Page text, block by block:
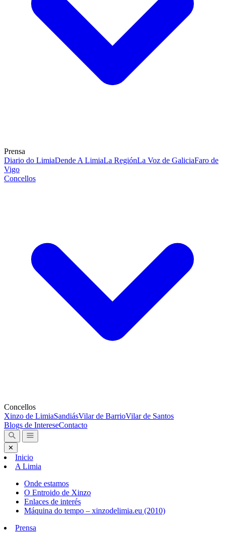
Prensa
Diario do LimiaDende A LimiaLa RegiónLa Voz de GaliciaFaro de
Vigo
Concellos
Concellos
Xinzo de LimiaSandiásVilar de BarrioVilar de Santos
Blogs de IntereseContacto
✕
Inicio
A Limia
Onde estamos
O Entroido de Xinzo
Enlaces de interés
Máquina do tempo – xinzodelimia.eu (2010)
Prensa